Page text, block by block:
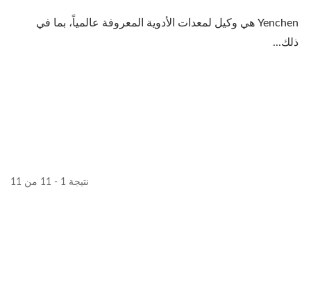
Yenchen هي وكيل لمعدات الأدوية المعروفة عالمياً، بما في
ذلك...
نتيجة 1 - 11 من 11